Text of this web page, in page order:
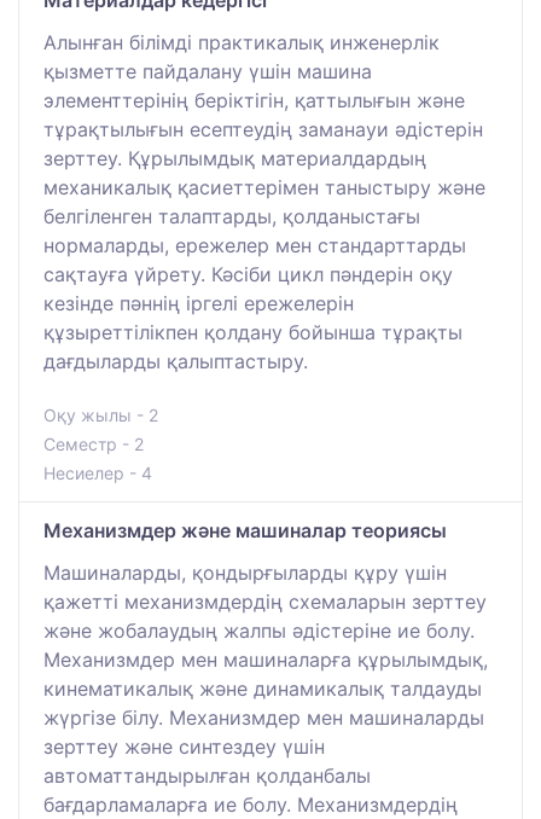
Алынған білімді практикалық инженерлік
қызметте пайдалану үшін машина
элементтерінің беріктігін, қаттылығын және
тұрақтылығын есептеудің заманауи әдістерін
зерттеу. Құрылымдық материалдардың
механикалық қасиеттерімен таныстыру және
белгіленген талаптарды, қолданыстағы
нормаларды, ережелер мен стандарттарды
сақтауға үйрету. Кәсіби цикл пәндерін оқу
кезінде пәннің іргелі ережелерін
құзыреттілікпен қолдану бойынша тұрақты
дағдыларды қалыптастыру.
Оқу жылы - 2
Семестр - 2
Несиелер - 4
Механизмдер және машиналар теориясы
Машиналарды, қондырғыларды құру үшін
қажетті механизмдердің схемаларын зерттеу
және жобалаудың жалпы әдістеріне ие болу.
Механизмдер мен машиналарға құрылымдық,
кинематикалық және динамикалық талдауды
жүргізе білу. Механизмдер мен машиналарды
зерттеу және синтездеу үшін
автоматтандырылған қолданбалы
бағдарламаларға ие болу. Механизмдердің